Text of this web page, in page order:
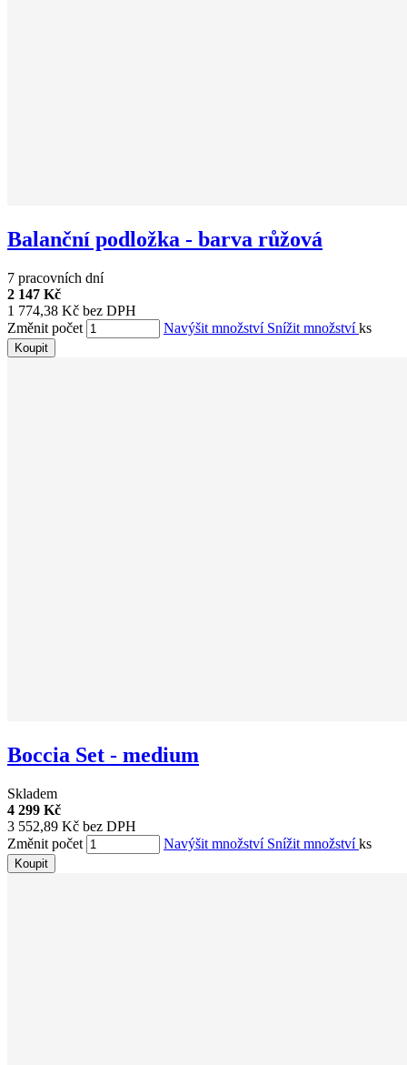
Balanční podložka - barva růžová
7 pracovních dní
2 147 Kč
1 774,38 Kč bez DPH
Změnit počet
Navýšit množství Snížit množstvíks
Koupit
Boccia Set - medium
Skladem
4 299 Kč
3 552,89 Kč bez DPH
Změnit počet
Navýšit množství Snížit množstvíks
Koupit